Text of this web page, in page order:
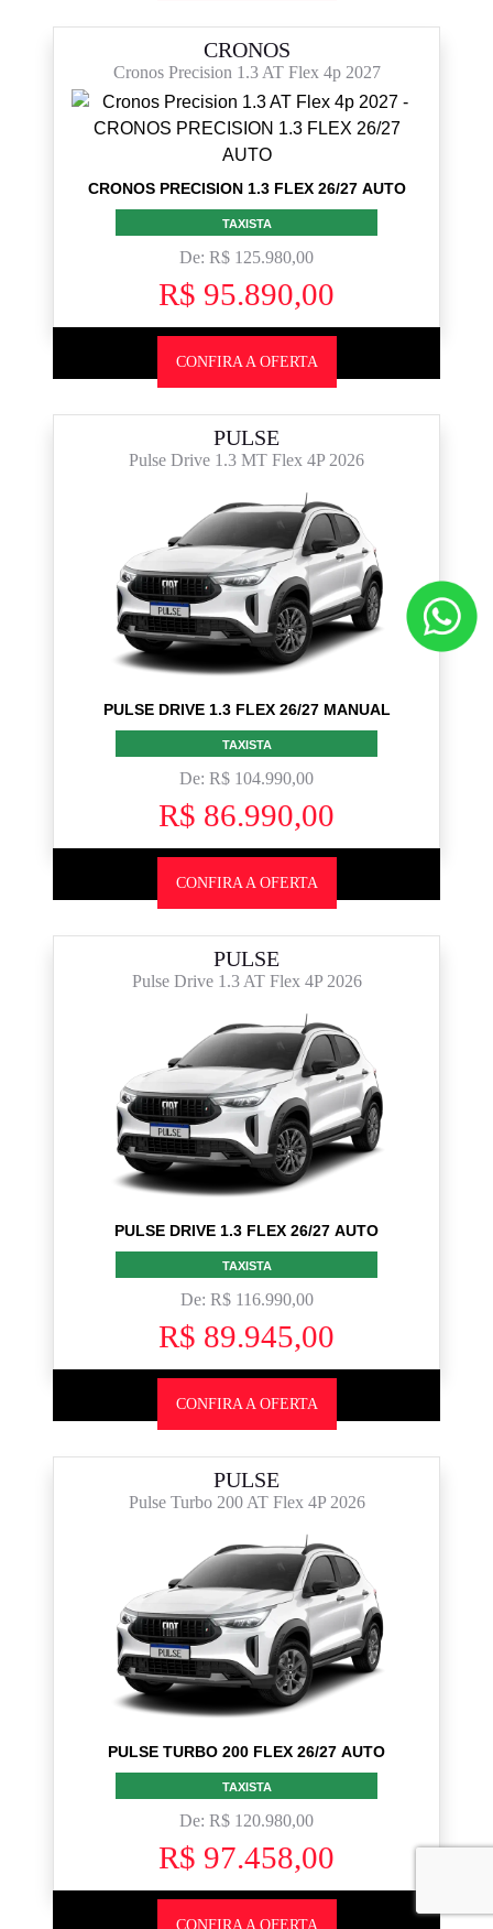
CRONOS
Cronos Precision 1.3 AT Flex 4p 2027
CRONOS PRECISION 1.3 FLEX 26/27 AUTO
TAXISTA
De: R$ 125.980,00
R$ 95.890,00
CONFIRA A OFERTA
PULSE
Pulse Drive 1.3 MT Flex 4P 2026
PULSE DRIVE 1.3 FLEX 26/27 MANUAL
TAXISTA
De: R$ 104.990,00
R$ 86.990,00
CONFIRA A OFERTA
PULSE
Pulse Drive 1.3 AT Flex 4P 2026
PULSE DRIVE 1.3 FLEX 26/27 AUTO
TAXISTA
De: R$ 116.990,00
R$ 89.945,00
CONFIRA A OFERTA
PULSE
Pulse Turbo 200 AT Flex 4P 2026
PULSE TURBO 200 FLEX 26/27 AUTO
TAXISTA
De: R$ 120.980,00
R$ 97.458,00
CONFIRA A OFERTA